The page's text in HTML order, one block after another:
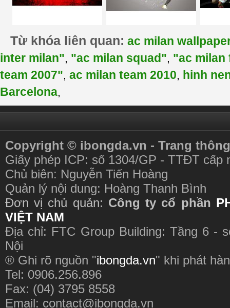
Từ khóa liên quan: ac milan
inter milan", "ac milan squad", "ac milan
team 2007", ac milan team 2010, hinh
Barcelona,
Copyright © ibongda.vn - Trang
Giấy phép ICP: số 1304/GP - TTĐT cấp
Chủ biên: Nguyễn Tiến Hoàng
Quản lý nội dung: Hoàng Thanh Bình
Đơn vị chủ quản: Công ty cổ phần
VIỆT NAM
Địa chỉ: FTC Group Building: Tầng 6 -
Nội
® Ghi rõ nguồn "ibongda.vn" khi phát
Tel: 0906.256.896
Fax: (04) 3795 8558
Email: contact@ibongda.vn